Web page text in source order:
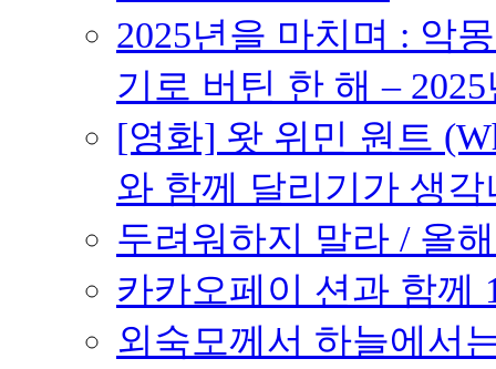
2025년을 마치며 : 악
기로 버틴 한 해 –
[영화] 왓 위민 원트
와 함께 달리기가 생각
두려워하지 말라 / 올
카카오페이 션과 함께
외숙모께서 하늘에서